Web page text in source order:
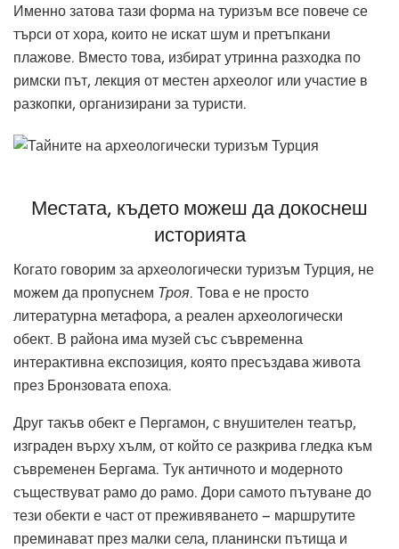
Именно затова тази форма на туризъм все повече се
търси от хора, които не искат шум и претъпкани
плажове. Вместо това, избират утринна разходка по
римски път, лекция от местен археолог или участие в
разкопки, организирани за туристи.
Местата, където можеш да докоснеш
историята
Когато говорим за археологически туризъм Турция, не
можем да пропуснем Троя. Това е не просто
литературна метафора, а реален археологически
обект. В района има музей със съвременна
интерактивна експозиция, която пресъздава живота
през Бронзовата епоха.
Друг такъв обект е Пергамон, с внушителен театър,
изграден върху хълм, от който се разкрива гледка към
съвременен Бергама. Тук античното и модерното
съществуват рамо до рамо. Дори самото пътуване до
тези обекти е част от преживяването – маршрутите
преминават през малки села, планински пътища и